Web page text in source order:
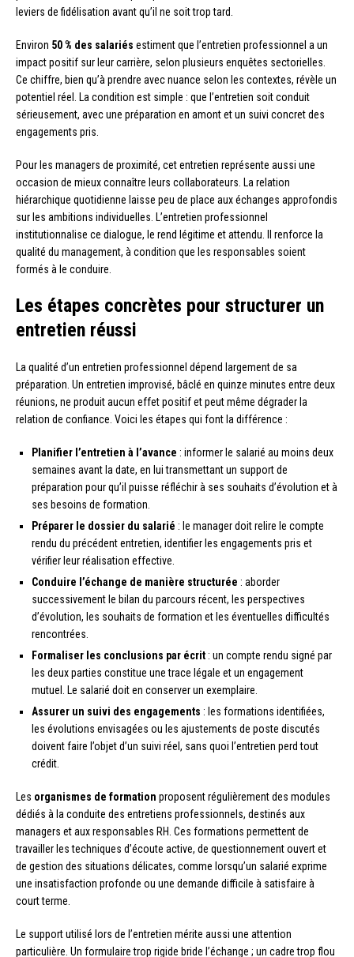
leviers de fidélisation avant qu’il ne soit trop tard.
Environ 50 % des salariés estiment que l’entretien professionnel a un
impact positif sur leur carrière, selon plusieurs enquêtes sectorielles.
Ce chiffre, bien qu’à prendre avec nuance selon les contextes, révèle un
potentiel réel. La condition est simple : que l’entretien soit conduit
sérieusement, avec une préparation en amont et un suivi concret des
engagements pris.
Pour les managers de proximité, cet entretien représente aussi une
occasion de mieux connaître leurs collaborateurs. La relation
hiérarchique quotidienne laisse peu de place aux échanges approfondis
sur les ambitions individuelles. L’entretien professionnel
institutionnalise ce dialogue, le rend légitime et attendu. Il renforce la
qualité du management, à condition que les responsables soient
formés à le conduire.
Les étapes concrètes pour structurer un
entretien réussi
La qualité d’un entretien professionnel dépend largement de sa
préparation. Un entretien improvisé, bâclé en quinze minutes entre deux
réunions, ne produit aucun effet positif et peut même dégrader la
relation de confiance. Voici les étapes qui font la différence :
Planifier l’entretien à l’avance : informer le salarié au moins deux
semaines avant la date, en lui transmettant un support de
préparation pour qu’il puisse réfléchir à ses souhaits d’évolution et à
ses besoins de formation.
Préparer le dossier du salarié : le manager doit relire le compte
rendu du précédent entretien, identifier les engagements pris et
vérifier leur réalisation effective.
Conduire l’échange de manière structurée : aborder
successivement le bilan du parcours récent, les perspectives
d’évolution, les souhaits de formation et les éventuelles difficultés
rencontrées.
Formaliser les conclusions par écrit : un compte rendu signé par
les deux parties constitue une trace légale et un engagement
mutuel. Le salarié doit en conserver un exemplaire.
Assurer un suivi des engagements : les formations identifiées,
les évolutions envisagées ou les ajustements de poste discutés
doivent faire l’objet d’un suivi réel, sans quoi l’entretien perd tout
crédit.
Les organismes de formation proposent régulièrement des modules
dédiés à la conduite des entretiens professionnels, destinés aux
managers et aux responsables RH. Ces formations permettent de
travailler les techniques d’écoute active, de questionnement ouvert et
de gestion des situations délicates, comme lorsqu’un salarié exprime
une insatisfaction profonde ou une demande difficile à satisfaire à
court terme.
Le support utilisé lors de l’entretien mérite aussi une attention
particulière. Un formulaire trop rigide bride l’échange ; un cadre trop flou